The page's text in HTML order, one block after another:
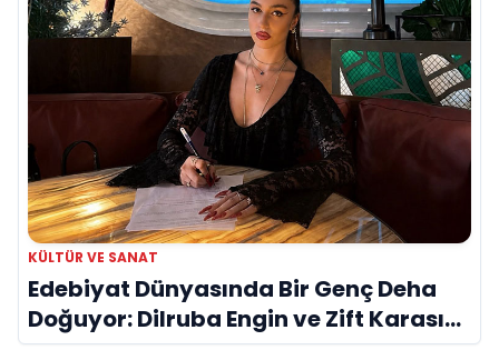
KÜLTÜR VE SANAT
Edebiyat Dünyasında Bir Genç Deha
Doğuyor: Dilruba Engin ve Zift Karası